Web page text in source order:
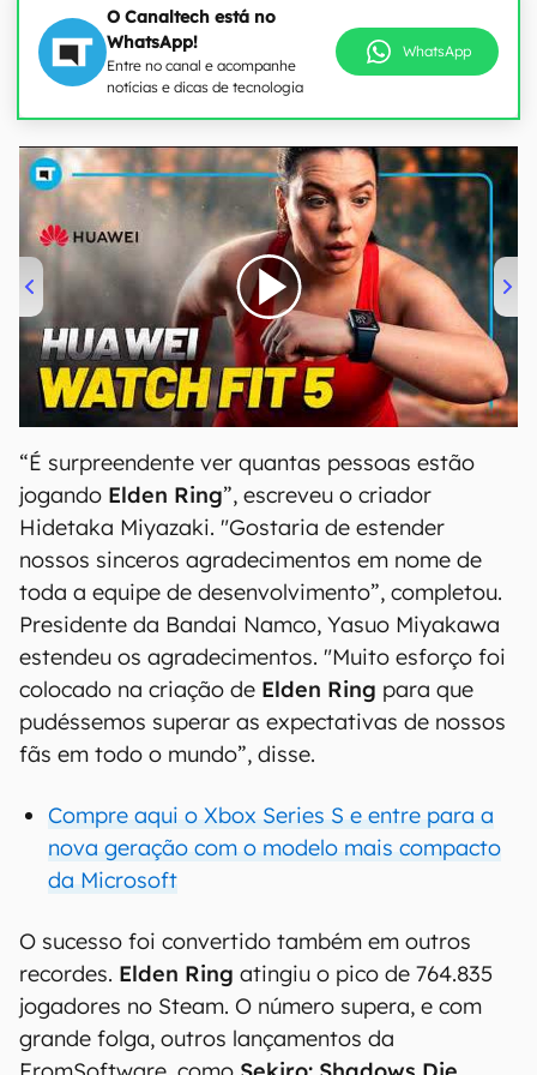
O Canaltech está no
WhatsApp!
Entre no canal e acompanhe
notícias e dicas de tecnologia
WhatsApp
00:00/04:51
“É surpreendente ver quantas pessoas estão
jogando Elden Ring”, escreveu o criador
Hidetaka Miyazaki. "Gostaria de estender
nossos sinceros agradecimentos em nome de
toda a equipe de desenvolvimento”, completou.
Presidente da Bandai Namco, Yasuo Miyakawa
estendeu os agradecimentos. "Muito esforço foi
colocado na criação de Elden Ring para que
pudéssemos superar as expectativas de nossos
fãs em todo o mundo”, disse.
Compre aqui o Xbox Series S e entre para a
nova geração com o modelo mais compacto
da Microsoft
O sucesso foi convertido também em outros
recordes. Elden Ring atingiu o pico de 764.835
jogadores no Steam. O número supera, e com
grande folga, outros lançamentos da